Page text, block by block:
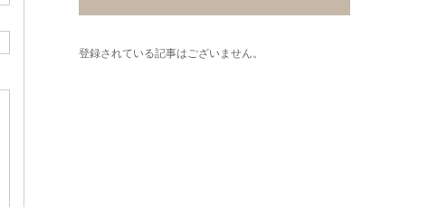
登録されている記事はございません。